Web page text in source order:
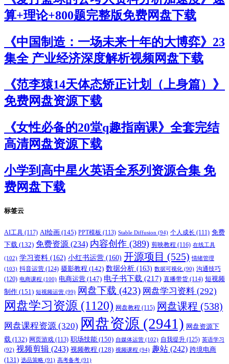
算+理论+800题完整版免费网盘下载
《中国制造：一场未来十年的大博弈》23
集全 产业经济深度解析视频网盘下载
《范李猿14天体态矫正计划（上身篇）》
免费网盘资源下载
《女性必备的20堂q趣指南课》全套完结
高清网盘资源下载
小学到高中星火英语全系列资源合集 免
费网盘下载
标签云
AI工具 (117) AI绘画 (145) PPT模板 (113) Stable Diffusion (94) 个人成长 (111) 免费
下载 (132) 免费资源 (234) 内容创作 (389) 剪映教程 (116) 在线工具
(102) 学习资料 (162) 小红书运营 (160) 开源项目 (525) 情绪管理
(103) 抖音运营 (124) 摄影教程 (142) 数据分析 (163) 数据可视化 (90) 沟通技巧
(120) 电商课程 (100) 电商运营 (147) 电子书下载 (217) 直播带货 (114) 短视频
制作 (151) 短视频运营 (99) 网盘下载 (423) 网盘学习资料 (292)
网盘学习资源 (1120) 网盘教程 (115) 网盘课程 (538)
网盘课程资源 (320) 网盘资源 (2941) 网盘资源下
载 (132) 网页游戏 (113) 职场技能 (150) 自媒体运营 (102) 自我提升 (125) 英语学习
(92) 视频剪辑 (243) 视频教程 (128) 视频课程 (94) 趣站 (242) 跨境电商
(131) 选品策略 (91) 高考备考 (91)